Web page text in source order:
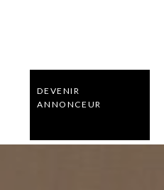
DEVENIR
ANNONCEUR